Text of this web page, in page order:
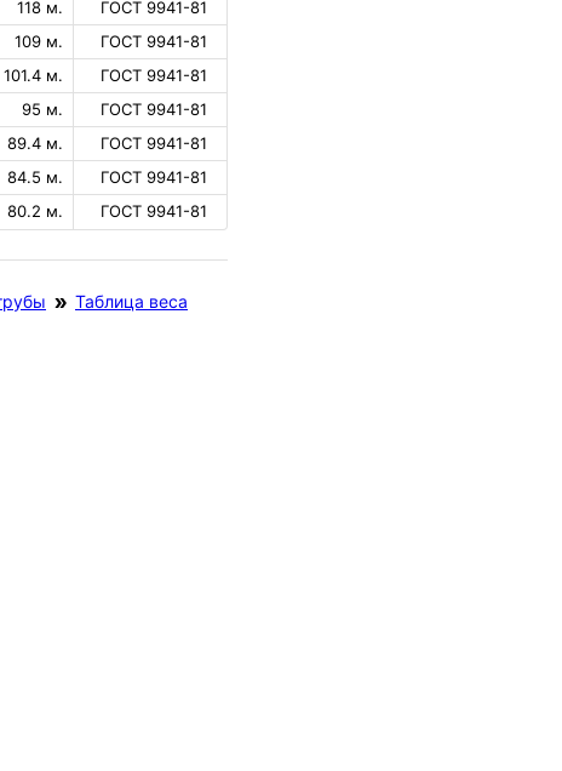
118 м.
ГОСТ 9941-81
109 м.
ГОСТ 9941-81
101.4 м.
ГОСТ 9941-81
95 м.
ГОСТ 9941-81
89.4 м.
ГОСТ 9941-81
84.5 м.
ГОСТ 9941-81
80.2 м. ГОСТ 9941-81
Таблица веса